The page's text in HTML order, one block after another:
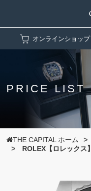
オンラインショップ
PRICE LIST
THE CAPITAL ホーム
ROLEX【ロレックス】